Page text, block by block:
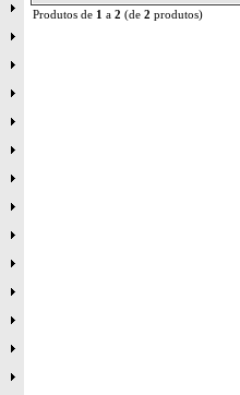
Produtos de 1 a 2 (de 2 produtos)